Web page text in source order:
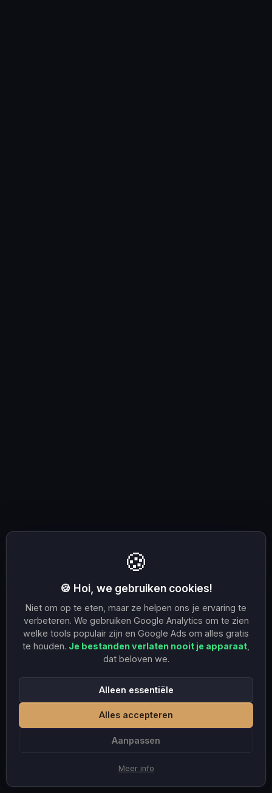
🍪
🍪 Hoi, we gebruiken cookies!
Niet om op te eten, maar ze helpen ons je ervaring te
verbeteren. We gebruiken Google Analytics om te zien
welke tools populair zijn en Google Ads om alles gratis
te houden. Je bestanden verlaten nooit je apparaat
dat beloven we.
Aanpassen
Alleen essentiële
Alles accepteren
Meer info